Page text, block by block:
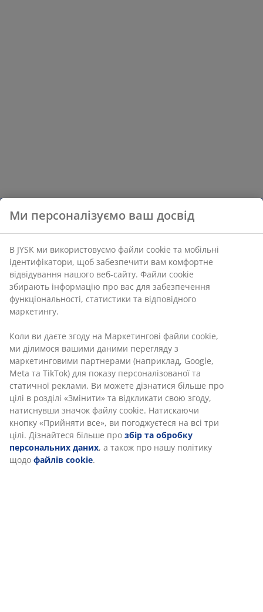
Ми персоналізуємо ваш досвід
В JYSK ми використовуємо файли cookie та мобільні
ідентифікатори, щоб забезпечити вам комфортне
відвідування нашого веб-сайту. Файли cookie
збирають інформацію про вас для забезпечення
функціональності, статистики та відповідного
маркетингу.
Коли ви даєте згоду на Маркетингові файли cookie,
ми ділимося вашими даними перегляду з
маркетинговими партнерами (наприклад, Google,
Meta та TikTok) для показу персоналізованої та
статичної реклами. Ви можете дізнатися більше про
цілі в розділі «Змінити» та відкликати свою згоду,
натиснувши значок файлу cookie. Натискаючи
кнопку «Прийняти все», ви погоджуєтеся на всі три
цілі. Дізнайтеся більше про збір та обробку
персональних даних, а також про нашу політику
щодо файлів cookie.